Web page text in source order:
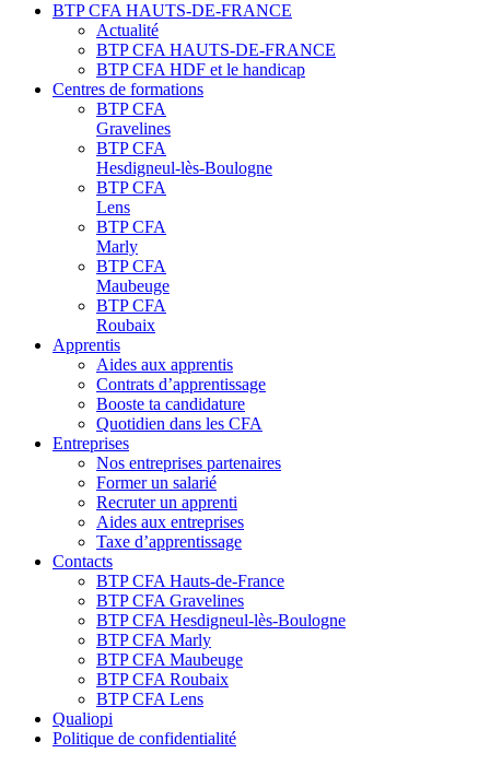
BTP CFA HAUTS-DE-FRANCE
Actualité
BTP CFA HAUTS-DE-FRANCE
BTP CFA HDF et le handicap
Centres de formations
BTP CFA
Gravelines
BTP CFA
Hesdigneul-lès-Boulogne
BTP CFA
Lens
BTP CFA
Marly
BTP CFA
Maubeuge
BTP CFA
Roubaix
Apprentis
Aides aux apprentis
Contrats d’apprentissage
Booste ta candidature
Quotidien dans les CFA
Entreprises
Nos entreprises partenaires
Former un salarié
Recruter un apprenti
Aides aux entreprises
Taxe d’apprentissage
Contacts
BTP CFA Hauts-de-France
BTP CFA Gravelines
BTP CFA Hesdigneul-lès-Boulogne
BTP CFA Marly
BTP CFA Maubeuge
BTP CFA Roubaix
BTP CFA Lens
Qualiopi
Politique de confidentialité